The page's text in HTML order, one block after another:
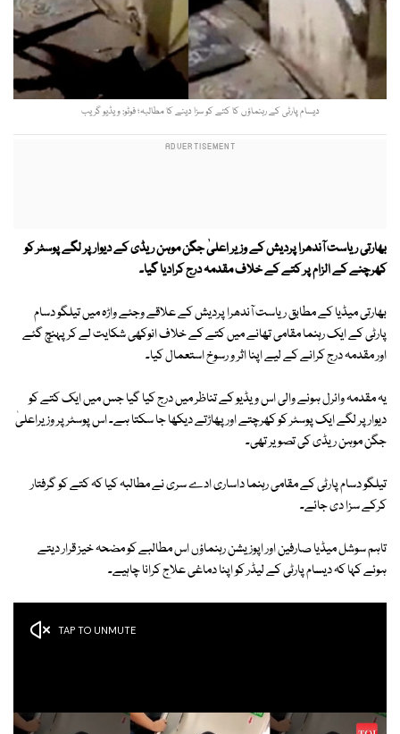
دیسام پارٹی کے رہنماؤں کا کتے کو سزا دینے کا مطالبہ؛ فوٹو: ویڈیو گریب
بھارتی ریاست آندھرا پردیش کے وزیر اعلیٰ جگن موہن ریڈی کے دیوار پر لگے پوسٹر کو
کھرچنے کے الزام پر کتے کے خلاف مقدمہ درج کرادیا گیا۔
بھارتی میڈیا کے مطابق ریاست آندھرا پردیش کے علاقے وجئے واڑہ میں تیلگو دسام
پارٹی کے ایک رہنما مقامی تھانے میں کتے کے خلاف انوکھی شکایت لے کر پہنچ گئے
اور مقدمہ درج کرانے کے لیے اپنا اثر و رسوخ استعمال کیا۔
یہ مقدمہ وائرل ہونے والی اس ویڈیو کے تناظر میں درج کیا گیا جس میں ایک کتے کو
دیوار پر لگے ایک پوسٹر کو کھرچتے اور پھاڑتے دیکھا جا سکتا ہے۔ اس پوسٹر پر وزیراعلیٰ
جگن موہن ریڈی کی تصویر تھی۔
تیلگو دسام پارٹی کے مقامی رہنما داساری ادے سری نے مطالبہ کیا کہ کتے کو گرفتار
کرکے سزا دی جائے۔
تاہم سوشل میڈیا صارفین اور اپوزیشن رہنماؤں اس مطالبے کو مضحہ خیز قرار دیتے
ہوئے کہا کہ دیسام پارٹی کے لیڈر کو اپنا دماغی علاج کرانا چاہیے۔